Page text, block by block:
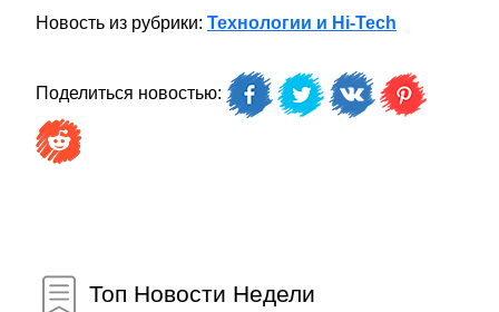
Новость из рубрики: Технологии и Hi-Tech
Поделиться новостью:
Топ Новости Недели